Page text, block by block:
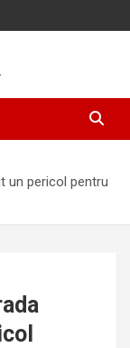
un pericol pentru